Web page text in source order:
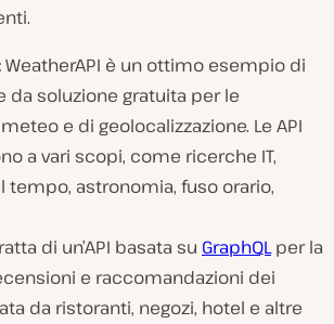
WeatherAPI è un ottimo esempio di
da soluzione gratuita per le
e di geolocalizzazione. Le API
a vari scopi, come ricerche IT,
tempo, astronomia, fuso orario,
di un’API basata su GraphQLper la
e raccomandazioni dei
da ristoranti, negozi, hotel e altre